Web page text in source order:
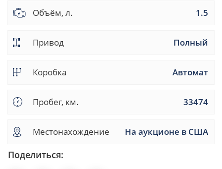
Объём, л. 1.5
Привод Полный
Коробка Автомат
Пробег, км. 33474
Местонахождение На аукционе в США
Поделиться: